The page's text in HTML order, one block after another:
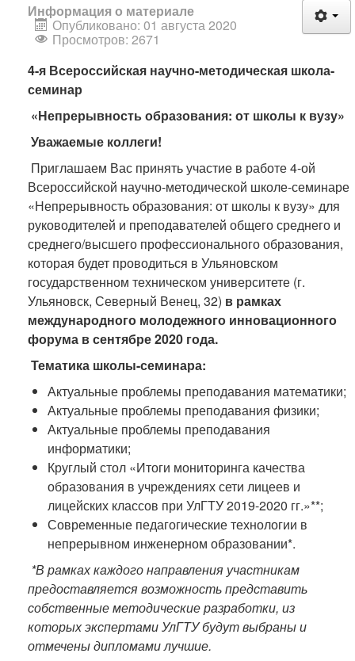
Информация о материале
Опубликовано: 01 августа 2020
Просмотров: 2671
4-я Всероссийская научно-методическая школа-
семинар
«Непрерывность образования: от школы к вузу»
Уважаемые коллеги!
Приглашаем Вас принять участие в работе 4-ой
Всероссийской научно-методической школе-семинаре
«Непрерывность образования: от школы к вузу» для
руководителей и преподавателей общего среднего и
среднего/высшего профессионального образования,
которая будет проводиться в Ульяновском
государственном техническом университете (г.
Ульяновск, Северный Венец, 32) в рамках
международного молодежного инновационного
форума в сентябре 2020 года.
Тематика школы-семинара:
Актуальные проблемы преподавания математики;
Актуальные проблемы преподавания физики;
Актуальные проблемы преподавания
информатики;
Круглый стол «Итоги мониторинга качества
образования в учреждениях сети лицеев и
лицейских классов при УлГТУ 2019-2020 гг.»**;
Современные педагогические технологии в
непрерывном инженерном образовании*.
*В рамках каждого направления участникам
предоставляется возможность представить
собственные методические разработки, из
которых экспертами УлГТУ будут выбраны и
отмечены дипломами лучшие.